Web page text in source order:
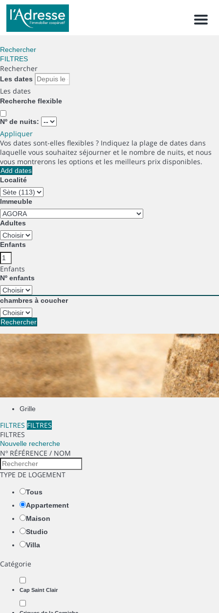
Menu
Rechercher
FILTRES
Rechercher
Les dates
Les dates
Recherche flexible
Nº de nuits:
Appliquer
Vos dates sont-elles flexibles ? Indiquez la plage de dates dans
laquelle vous souhaitez séjourner et le nombre de nuits, et nous
vous montrerons les options et les meilleurs prix disponibles.
Add dates
Localité
Immeuble
Adultes
Enfants
Enfants
Nº enfants
chambres à coucher
Rechercher
Grille
FILTRES FILTRES
FILTRES
Nouvelle recherche
Nº RÉFÉRENCE / NOM
TYPE DE LOGEMENT
Tous
Appartement
Maison
Studio
Villa
Catégorie
Cap Saint Clair